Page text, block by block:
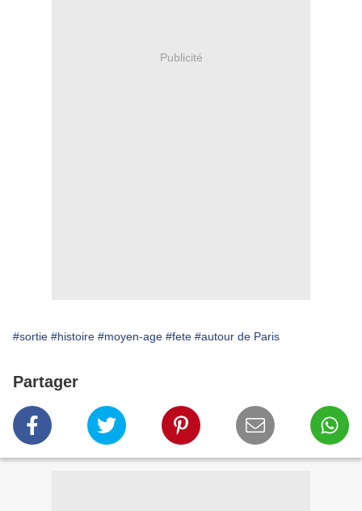
Publicité
#sortie #histoire #moyen-age #fete #autour de Paris
Partager